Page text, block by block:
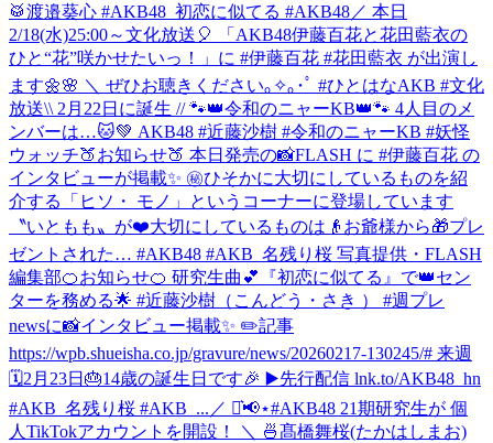
🥁渡邉葵心 #AKB48_初恋に似てる #AKB48／ 本日
2/18(水)25:00～文化放送🎈 「AKB48伊藤百花と花田藍衣の
ひと“花”咲かせたいっ！」に #伊藤百花 #花田藍衣 が出演し
ます🌼🌸 ＼ ぜひお聴きください｡✧｡･ﾟ #ひとはなAKB #文化
放送\\ 2月22日に誕生 // 🐾👑令和のニャーKB👑🐾 4人目のメ
ンバーは…🐱💚 AKB48 #近藤沙樹 #令和のニャーKB #妖怪
ウォッチ🍑お知らせ🍑 本日発売の📸FLASH に #伊藤百花 の
インタビューが掲載✨ ㊙️ひそかに大切にしているものを紹
介する「ヒソ・ モノ」というコーナーに登場しています
〝いともも〟が❤️大切にしているものは👴お爺様から🎁プレ
ゼントされた… #AKB48 #AKB_名残り桜 写真提供・FLASH
編集部🍊お知らせ🍊 研究生曲💕『初恋に似てる』で👑セン
ターを務める🌟 #近藤沙樹（こんどう・さき ） #週プレ
newsに📸インタビュー掲載✨ ✏️記事
https://wpb.shueisha.co.jp/gravure/news/20260217-130245/# 来週
🗓2月23日🎂14歳の誕生日です🎉 ▶️先行配信 lnk.to/AKB48_hn
#AKB_名残り桜 #AKB_... ／ ⋆͛📢⋆#AKB48 21期研究生が 個
人TikTokアカウントを開設！ ＼ 🍜髙橋舞桜(たかはしまお)